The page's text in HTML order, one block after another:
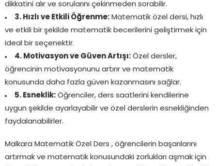
dikkatini alır ve sorularını çekinmeden sorabilir.
3. Hızlı ve Etkili Öğrenme: Matematik özel dersi, hızlı
ve etkili bir şekilde matematik becerilerini geliştirmek için
ideal bir seçenektir.
4. Motivasyon ve Güven Artışı: Özel dersler,
öğrencinin motivasyonunu artırır ve matematik
konusunda daha fazla güven kazanmasını sağlar.
5. Esneklik: Öğrenciler, ders saatlerini kendilerine
uygun şekilde ayarlayabilir ve özel derslerin esnekliğinden
faydalanabilirler.
Malkara Matematik Özel Ders , öğrencilerin başarılarını
artırmak ve matematik konusundaki zorlukları aşmak için